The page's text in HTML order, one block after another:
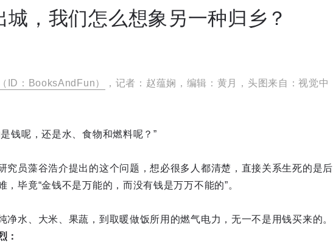
城，我们怎么想象另一种归乡？
ID：BooksAndFun） ， 记者：赵蕴娴，编辑：黄月，头图来自：视觉中
钱呢，还是水、食物和燃料呢？”
究员藻谷浩介提出的这个问题，想必很多人都清楚，直接关系生死的是后
毕竟“金钱不是万能的，而没有钱是万万不能的”。
净水、大米、果蔬，到取暖做饭所用的燃气电力，无一不是用钱买来的。
：